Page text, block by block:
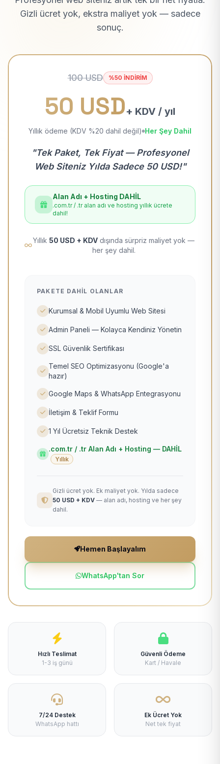
Gizli ücret yok, ekstra maliyet yok — sadece
sonuç.
100 USD %50 İNDİRİM
50 USD+ KDV / yıl
Yıllık ödeme (KDV %20 dahil değil) Her Şey Dahil
"Tek Paket, Tek Fiyat — Profesyonel
Web Siteniz Yılda Sadece 50 USD!"
Alan Adı + Hosting DAHİL
.com.tr / .tr alan adı ve hosting yıllık ücrete
dahil!
Yıllık 50 USD + KDV dışında sürpriz maliyet yok —
her şey dahil.
PAKETE DAHIL OLANLAR
Kurumsal & Mobil Uyumlu Web Sitesi
Admin Paneli — Kolayca Kendiniz Yönetin
SSL Güvenlik Sertifikası
Temel SEO Optimizasyonu (Google'a
hazır)
Google Maps & WhatsApp Entegrasyonu
İletişim & Teklif Formu
1 Yıl Ücretsiz Teknik Destek
.com.tr / .tr Alan Adı + Hosting — DAHİL
Yıllık
Gizli ücret yok. Ek maliyet yok. Yılda sadece
50 USD + KDV — alan adı, hosting ve her şey
dahil.
Hemen Başlayalım
WhatsApp'tan Sor
Hızlı Teslimat
1-3 iş günü
Güvenli Ödeme
Kart / Havale
7/24 Destek
WhatsApp hattı
Ek Ücret Yok
Net tek fiyat